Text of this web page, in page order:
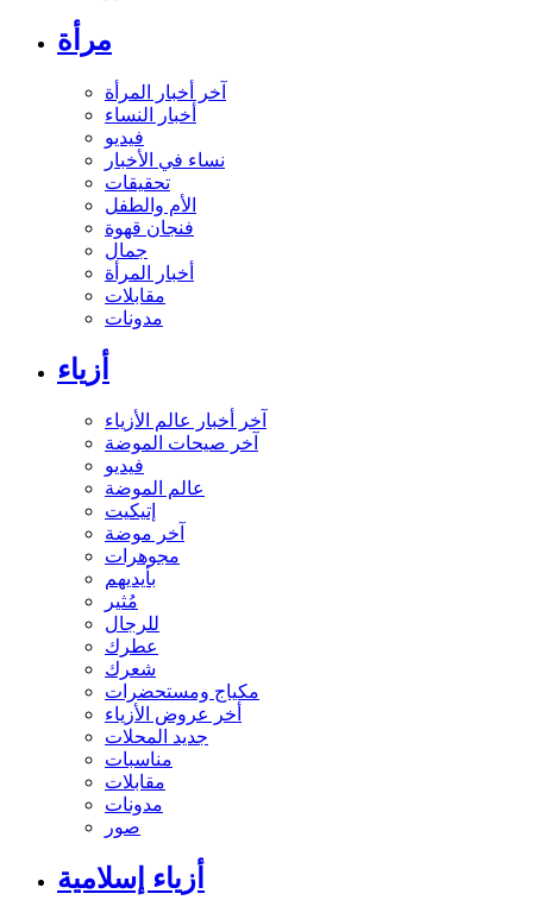
مرأة
آخر أخبار المرأة
أخبار النساء
فيديو
نساء في الأخبار
تحقيقات
الأم والطفل
فنجان قهوة
جمال
أخبار المرأة
مقابلات
مدونات
أزياء
آخر أخبار عالم الأزياء
آخر صيحات الموضة
فيديو
عالم الموضة
إتيكيت
آخر موضة
مجوهرات
بأيديهم
مُثير
للرجال
عطرك
شعرك
مكياج ومستحضرات
أخر عروض الأزياء
جديد المحلات
مناسبات
مقابلات
مدونات
صور
أزياء إسلامية